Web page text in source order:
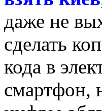
даже не
сделать
кода в
смартфон,